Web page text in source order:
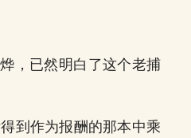
，已然明白了这个老捕
到作为报酬的那本中乘